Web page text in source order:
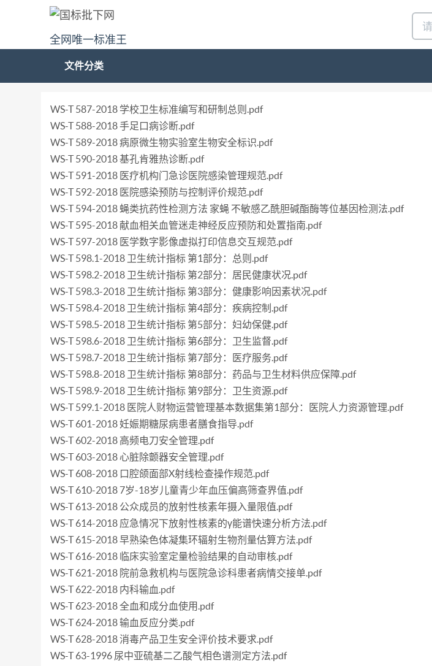
全网唯一标准王
文件分类
WS-T 587-2018 学校卫生标准编写和研制总则.pdf
WS-T 588-2018 手足口病诊断.pdf
WS-T 589-2018 病原微生物实验室生物安全标识.pdf
WS-T 590-2018 基孔肯雅热诊断.pdf
WS-T 591-2018 医疗机构门急诊医院感染管理规范.pdf
WS-T 592-2018 医院感染预防与控制评价规范.pdf
WS-T 594-2018 蝇类抗药性检测方法 家蝇 不敏感乙酰胆碱酯酶等位基因检测法.pdf
WS-T 595-2018 献血相关血管迷走神经反应预防和处置指南.pdf
WS-T 597-2018 医学数字影像虚拟打印信息交互规范.pdf
WS-T 598.1-2018 卫生统计指标 第1部分：总则.pdf
WS-T 598.2-2018 卫生统计指标 第2部分：居民健康状况.pdf
WS-T 598.3-2018 卫生统计指标 第3部分：健康影响因素状况.pdf
WS-T 598.4-2018 卫生统计指标 第4部分：疾病控制.pdf
WS-T 598.5-2018 卫生统计指标 第5部分：妇幼保健.pdf
WS-T 598.6-2018 卫生统计指标 第6部分：卫生监督.pdf
WS-T 598.7-2018 卫生统计指标 第7部分：医疗服务.pdf
WS-T 598.8-2018 卫生统计指标 第8部分：药品与卫生材料供应保障.pdf
WS-T 598.9-2018 卫生统计指标 第9部分：卫生资源.pdf
WS-T 599.1-2018 医院人财物运营管理基本数据集第1部分：医院人力资源管理.pdf
WS-T 601-2018 妊娠期糖尿病患者膳食指导.pdf
WS-T 602-2018 高频电刀安全管理.pdf
WS-T 603-2018 心脏除颤器安全管理.pdf
WS-T 608-2018 口腔颌面部X射线检查操作规范.pdf
WS-T 610-2018 7岁-18岁儿童青少年血压偏高筛查界值.pdf
WS-T 613-2018 公众成员的放射性核素年摄入量限值.pdf
WS-T 614-2018 应急情况下放射性核素的γ能谱快速分析方法.pdf
WS-T 615-2018 早熟染色体凝集环辐射生物剂量估算方法.pdf
WS-T 616-2018 临床实验室定量检验结果的自动审核.pdf
WS-T 621-2018 院前急救机构与医院急诊科患者病情交接单.pdf
WS-T 622-2018 内科输血.pdf
WS-T 623-2018 全血和成分血使用.pdf
WS-T 624-2018 输血反应分类.pdf
WS-T 628-2018 消毒产品卫生安全评价技术要求.pdf
WS-T 63-1996 尿中亚硫基二乙酸气相色谱测定方法.pdf